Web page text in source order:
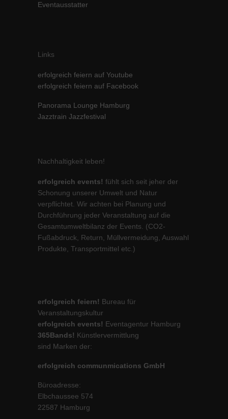
Eventausstatter
Links
erfolgreich feiern auf Youtube
erfolgreich feiern auf Facebook
Panorama Lounge Hamburg
Jazztrain Jazzfestival
Nachhaltigkeit leben!
erfolgreich events! fühlt sich seit jeher der
Schonung unserer Umwelt und Natur
verpflichtet. Wir achten bei Planung und
Durchführung jeder Veranstaltung auf die
Gesamtumweltbilanz der Events. (CO2-
Fußabdruck, Return, Müllvermeidung, Auswahl
Produkte, Transportmittel etc.)
erfolgreich feiern! Bureau für
Veranstaltungskultur
erfolgreich events! Eventagentur Hamburg
365Bands! Künstlervermittlung
sind Marken der:
erfolgreich communmications GmbH
Büroadresse:
Elbchaussee 574
22587 Hamburg